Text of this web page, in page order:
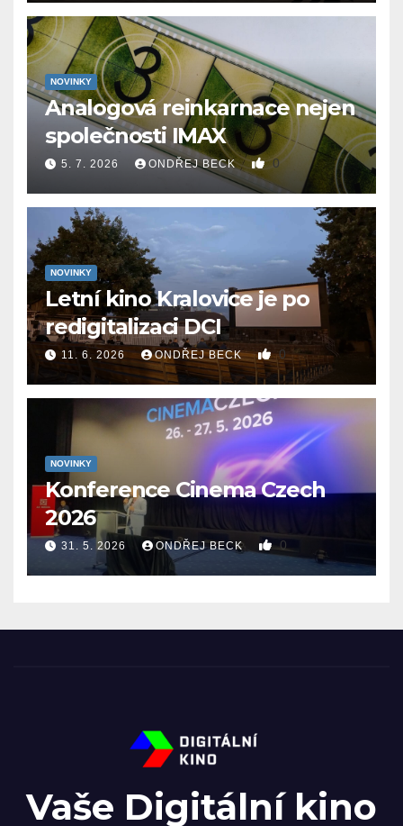
NOVINKY
Analogová reinkarnace nejen
společnosti IMAX
5. 7. 2026 ONDŘEJ BECK 0
NOVINKY
Letní kino Kralovice je po
redigitalizaci DCI
11. 6. 2026 ONDŘEJ BECK 0
NOVINKY
Konference Cinema Czech
2026
31. 5. 2026 ONDŘEJ BECK 0
Vaše Digitální kino